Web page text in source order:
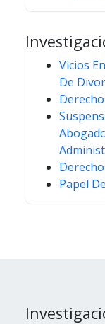
Vicios
De
Papel